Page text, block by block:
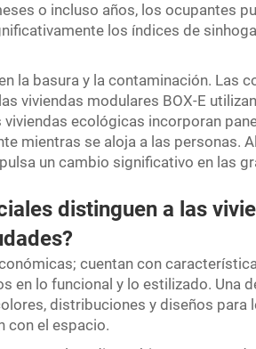
o incluso años, los ocupantes
los índices de
la basura y la contaminación. Las
viviendas modulares BOX-E
ecológicas incorporan
mientras se aloja a las personas.
un cambio significativo en las
distinguen a las
cuentan con
en lo funcional y lo estilizado. Una
distribuciones y diseños para
con el espacio.